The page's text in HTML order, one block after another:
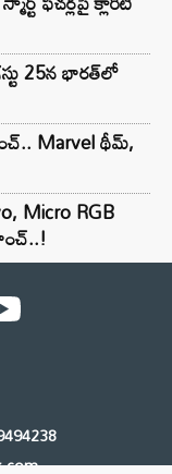
25న భారత్‌లో
Marvel థీమ్,
Micro RGB